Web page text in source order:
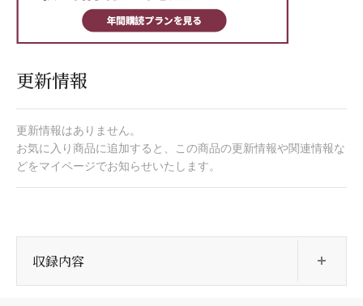
更新情報
更新情報はありません。
お気に入り商品に追加すると、この商品の更新情報や関連情報な
どをマイページでお知らせいたします。
収録内容